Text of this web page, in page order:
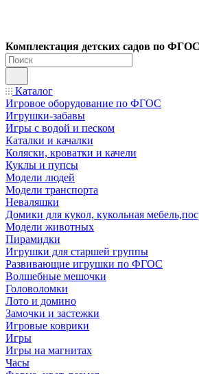
Комплектация детских садов по
Каталог
Игровое оборудование по ФГОС
Игрушки-забавы
Игры с водой и песком
Каталки и качалки
Коляски, кроватки и качели
Куклы и пупсы
Модели людей
Модели транспорта
Неваляшки
Домики для кукол, кукольная
Модели животных
Пирамидки
Игрушки для старшей группы
Развивающие игрушки по ФГОС
Волшебные мешочки
Головоломки
Лото и домино
Замочки и застежки
Игровые коврики
Игры
Игры на магнитах
Часы